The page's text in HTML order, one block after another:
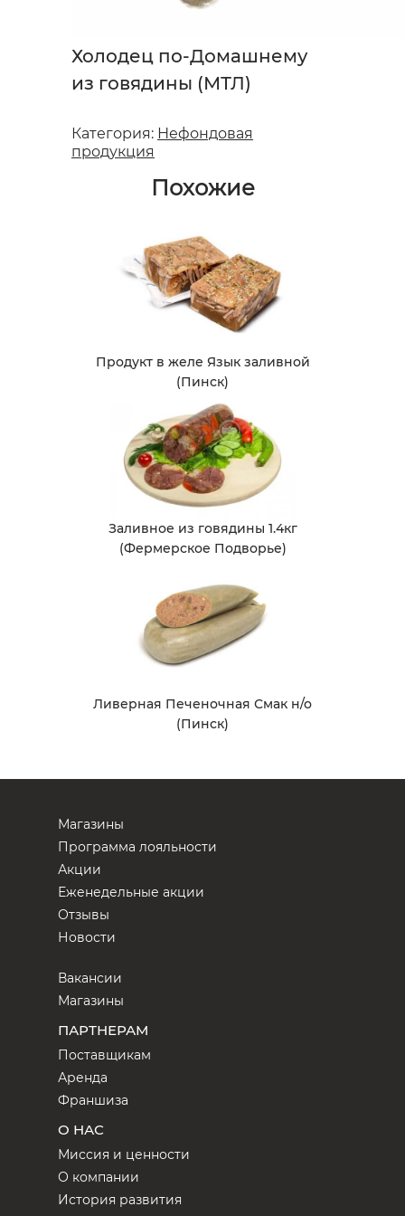
Холодец по-Домашнему
из говядины (МТЛ)
Категория: Нефондовая
продукция
Похожие
Продукт в желе Язык заливной
(Пинск)
Заливное из говядины 1.4кг
(Фермерское Подворье)
Ливерная Печеночная Смак н/о
(Пинск)
Магазины
Программа лояльности
Акции
Еженедельные акции
Отзывы
Новости
Вакансии
Магазины
ПАРТНЕРАМ
Поставщикам
Аренда
Франшиза
О НАС
Миссия и ценности
О компании
История развития